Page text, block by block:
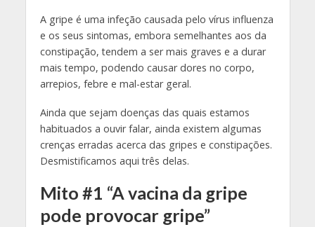
A gripe é uma infeção causada pelo vírus influenza
e os seus sintomas, embora semelhantes aos da
constipação, tendem a ser mais graves e a durar
mais tempo, podendo causar dores no corpo,
arrepios, febre e mal-estar geral.
Ainda que sejam doenças das quais estamos
habituados a ouvir falar, ainda existem algumas
crenças erradas acerca das gripes e constipações.
Desmistificamos aqui três delas.
Mito #1 “A vacina da gripe
pode provocar gripe”